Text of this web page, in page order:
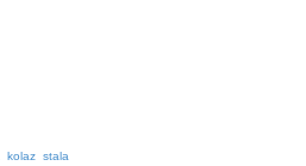
kolaz stala